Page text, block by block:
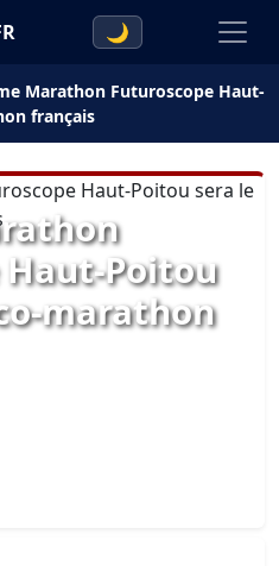
🌙
Marathon Futuroscope Haut-
français
Haut-Poitou
marathon